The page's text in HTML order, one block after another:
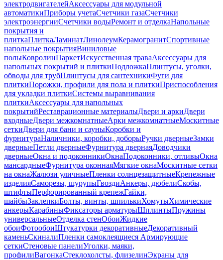
электродвигателейАксессуары для модульной
автоматикиПриборы учетаСчетчики газаСчетчики
электроэнергииСчетчики водыРемонт и отделкаНапольные
покрытия и
плиткаПлиткаЛаминатЛинолеумКерамогранитСпортивные
напольные покрытияВиниловые
полыКовролинПаркетИскусственная траваАксессуары для
напольных покрытий и плиткиПодложкаПлинтусы, уголки,
обводы для трубПлинтусы для сантехникиФуги для
плиткиПорожки, профили для пола и плиткиПриспособления
для укладки плиткиСистемы выравнивания
плиткиАксессуары для напольных
покрытийРеставрационные материалыДвери и аркиДвери
входныеДвери межкомнатныеАрки межкомнатныеМоскитные
сеткиДвери для бани и сауныКоробки и
фурнитураНаличники, коробки, доборыРучки дверныеЗамки
дверныеПетли дверныеФурнитура двернаяДоводчики
дверныеОкна и подоконникиОкнаПодоконники, отливыОкна
мансардныеФурнитура оконнаяМягкие окнаМоскитные сетки
на окнаЖалюзи уличныеПленки солнцезащитныеКрепежные
изделияСаморезы, шурупыГвоздиАнкеры, дюбелиСкобы,
штифтыПерфорированный крепежГайки,
шайбыЗаклепкиБолты, винты, шпилькиХомутыХимические
анкерыКарабиныФиксаторы арматурыШплинтыПружины
универсальныеОтделка стенОбоиЖидкие
обоиФотообоиШтукатурки декоративныеДекоративный
каменьСкиналиПленки самоклеящиеся Армирующие
сеткиСтеновые панелиУголки, маяки,
профилиВагонкаСтеклохолсты, флизелинЭкраны для